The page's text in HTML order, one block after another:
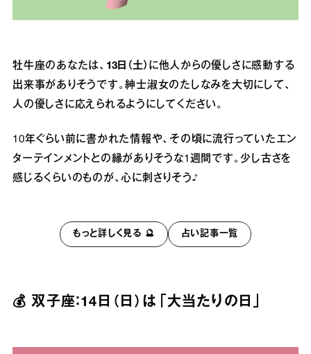
牡牛座のあなたは、 13日（土） に他人からの優しさに感動する
出来事がありそうです。紳士淑女のたしなみを大切にして、
人の優しさに応えられるようにしてください。
10年ぐらい前に書かれた情報や、その頃に流行っていたエン
ターテインメントとの縁がありそうな1週間です。少し古さを
感じるくらいのものが、心に刺さりそう♪
もっと詳しく見る 🔮 占い記事一覧
💰 双子座：14日（日）は「大当たりの日」